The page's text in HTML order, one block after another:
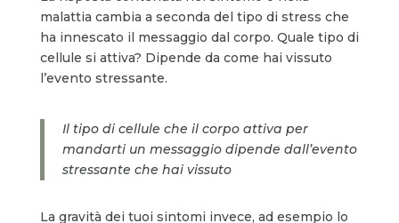
malattia cambia a seconda del tipo di stress che
ha innescato il messaggio dal corpo. Quale tipo di
cellule si attiva? Dipende da come hai vissuto
l’evento stressante.
Il tipo di cellule che il corpo attiva per
mandarti un messaggio dipende dall’evento
stressante che hai vissuto
La gravità dei tuoi sintomi invece, ad esempio lo